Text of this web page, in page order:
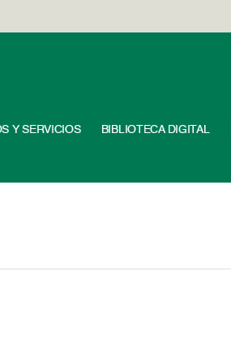
Y SERVICIOS BIBLIOTECA DIGITAL